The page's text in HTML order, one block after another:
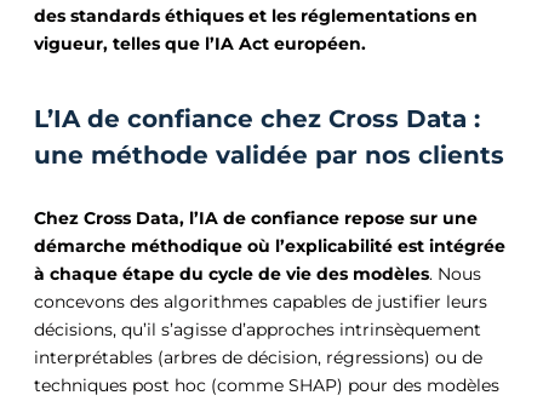
des standards éthiques et les réglementations en
vigueur, telles que l’IA Act européen.
L’IA de confiance chez Cross Data :
une méthode validée par nos clients
Chez Cross Data, l’IA de confiance repose sur une
démarche méthodique où l’explicabilité est intégrée
à chaque étape du cycle de vie des modèles. Nous
concevons des algorithmes capables de justifier leurs
décisions, qu’il s’agisse d’approches intrinsèquement
interprétables (arbres de décision, régressions) ou de
techniques post hoc (comme SHAP) pour des modèles